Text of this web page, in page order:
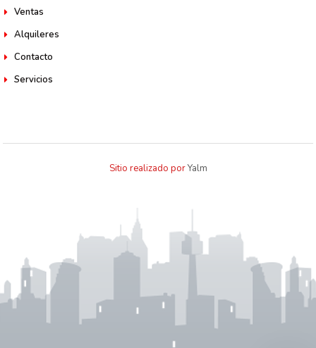
Ventas
Alquileres
Contacto
Servicios
Sitio realizado porYalm